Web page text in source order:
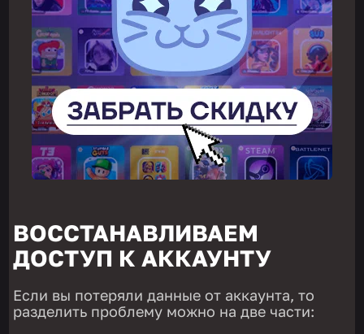
ВОССТАНАВЛИВАЕМ
ДОСТУП К АККАУНТУ
Если вы потеряли данные от аккаунта, то
разделить проблему можно на две части: